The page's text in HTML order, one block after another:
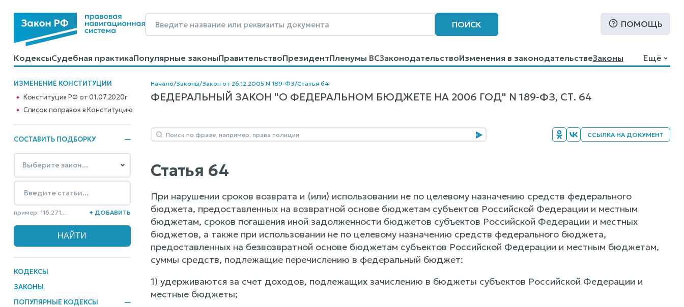
ПОИСК ПОМОЩЬ
КодексыСудебная практикаПопулярные законыПравительствоПрезидентПленумы ВСЗаконодательствоИзменения в законодательствеЗаконы
КалькуляторыСправочные материалыОбразцы договоровКонтактыПомощьПоиск
Ещё
ИЗМЕНЕНИЕ КОНСТИТУЦИИ
Конституция РФ от 01.07.2020г
Cписок поправок в Конституцию
СОСТАВИТЬ ПОДБОРКУ
пример: 116,271,... + ДОБАВИТЬ
КОДЕКСЫ
ЗАКОНЫ
ПОПУЛЯРНЫЕ КОДЕКСЫ
Начало/Законы/Закон от 26.12.2005 N 189-ФЗ/Статья 64
ФЕДЕРАЛЬНЫЙ ЗАКОН "О ФЕДЕРАЛЬНОМ БЮДЖЕТЕ НА 2006 ГОД" N 189-ФЗ, СТ. 64
ССЫЛКА НА ДОКУМЕНТ
Статья 64
При нарушении сроков возврата и (или) использовании не по целевому назначению средств федерального
бюджета, предоставленных на возвратной основе бюджетам субъектов Российской Федерации и местным
бюджетам, сроков погашения иной задолженности бюджетов субъектов Российской Федерации и местных
бюджетов, а также при использовании не по целевому назначению средств федерального бюджета,
предоставленных на безвозвратной основе бюджетам субъектов Российской Федерации и местным бюджетам,
суммы средств, подлежащие перечислению в федеральный бюджет:
1) удерживаются за счет доходов, подлежащих зачислению в бюджеты субъектов Российской Федерации и
местные бюджеты;